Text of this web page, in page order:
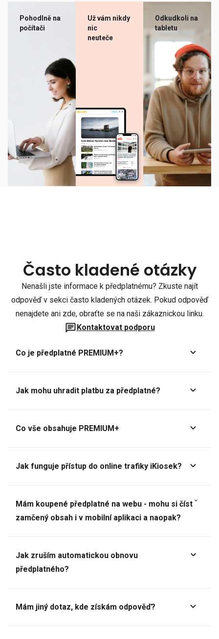
Pohodlně na
počítači
Už vám nikdy
nic
neuteče
Odkudkoli na
tabletu
Často kladené otázky
Nenašli jste informace k předplatnému? Zkuste najít
odpověď v sekci často kladených otázek. Pokud odpověď
nenajdete ani zde, obraťte se na naši zákaznickou linku.
Kontaktovat podporu
Co je předplatné PREMIUM+?
Jak mohu uhradit platbu za předplatné?
Co vše obsahuje PREMIUM+
Jak funguje přístup do online trafiky iKiosek?
Mám koupené předplatné na webu - mohu si číst
zamčený obsah i v mobilní aplikaci a naopak?
Jak zruším automatickou obnovu
předplatného?
Mám jiný dotaz, kde získám odpověď?